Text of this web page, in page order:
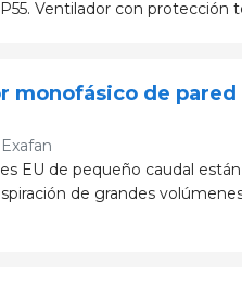
Ventilador con protección
monofásico de pared
Exafan
EU de pequeño caudal
de grandes